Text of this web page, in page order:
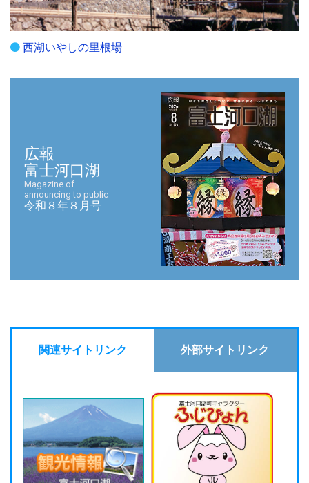
西湖いやしの里根場
広報
富士河口湖
Magazine of
announcing to public
令和８年８月号
関連サイトリンク 外部サイトリンク